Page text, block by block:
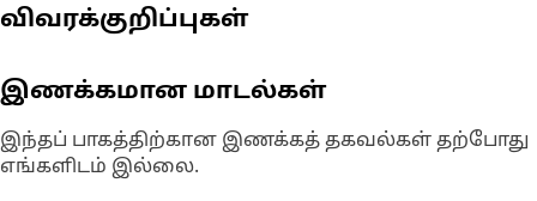
விவரக்குறிப்புகள்
இணக்கமான மாடல்கள்
இந்தப் பாகத்திற்கான இணக்கத் தகவல்கள் தற்போது
எங்களிடம் இல்லை.